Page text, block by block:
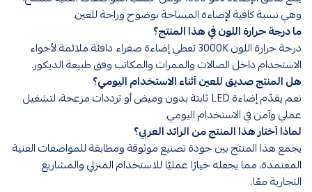
وهي نسبة كافية لإضاءة المساحة بوضوح وراحة للعين.
ما درجة حرارة اللون في هذا المنتج؟
درجة حرارة اللون 3000K تعطي إضاءة صفراء دافئة ملائمة لأجواء
الاستخدام داخل الصالات والممرات والمكاتب وفق طبيعة الديكور.
هل المنتج صديق للعين أثناء الاستخدام اليومي؟
نعم يقدّم إضاءة LED ثابتة بدون وميض أو ترددات مزعجة، لتشغيل
عملي وآمن في الاستخدام اليومي.
لماذا أختار هذا المنتج من الرائد العربي؟
يجمع هذا المنتج بين جودة تصنيع موثوقة ومطابقة للمواصفات الفنية
المعتمدة، مما يجعله خيارًا عمليًا للاستخدام المنزلي والمشاريع
التجارية معًا.